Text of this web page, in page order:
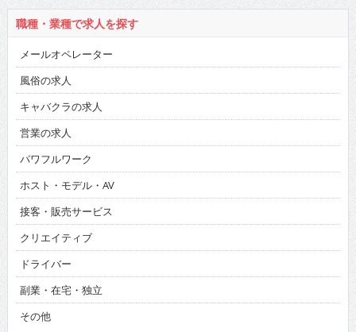
職種・業種で求人を探す
メールオペレーター
風俗の求人
キャバクラの求人
営業の求人
パワフルワーク
ホスト・モデル・AV
接客・販売サービス
クリエイティブ
ドライバー
副業・在宅・独立
その他